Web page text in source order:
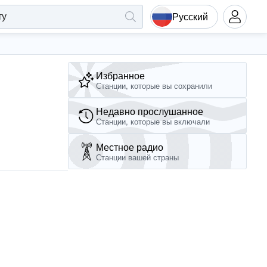
Русский
Избранное
Станции, которые вы сохранили
Недавно прослушанное
Станции, которые вы включали
Местное радио
Станции вашей страны